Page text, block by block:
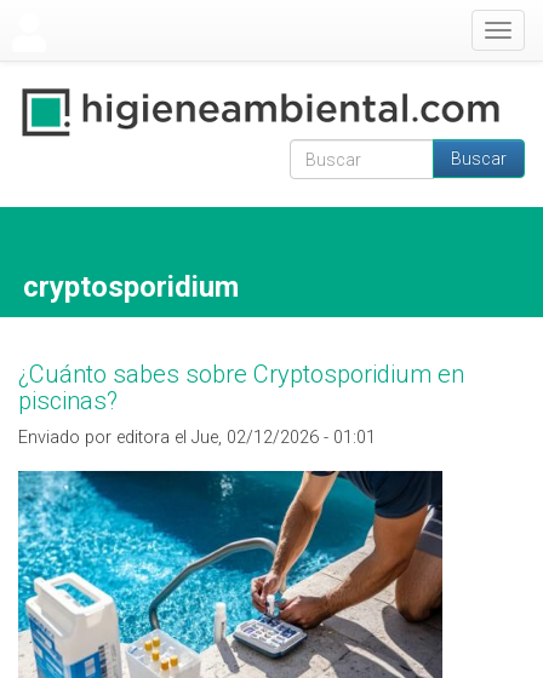
Formulario de
Buscar
cryptosporidium
¿Cuánto sabes sobre Cryptosporidium en
piscinas?
Enviado por editora el Jue, 02/12/2026 - 01:01